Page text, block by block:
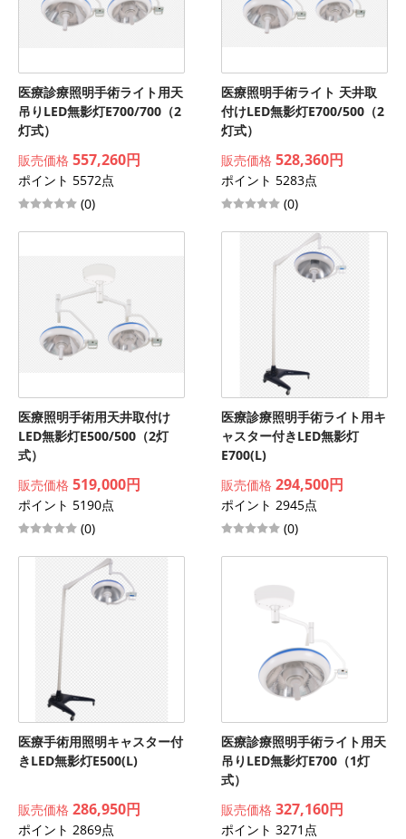
医療診療照明手術ライト用天
吊りLED無影灯E700/700（2
灯式）
販売価格 557,260円
ポイント 5572点
(0)
医療照明手術ライト 天井取
付けLED無影灯E700/500（2
灯式）
販売価格 528,360円
ポイント 5283点
(0)
医療照明手術用天井取付け
LED無影灯E500/500（2灯
式）
販売価格 519,000円
ポイント 5190点
(0)
医療診療照明手術ライト用キ
ャスター付きLED無影灯
E700(L)
販売価格 294,500円
ポイント 2945点
(0)
医療手術用照明キャスター付
きLED無影灯E500(L)
販売価格 286,950円
ポイント 2869点
医療診療照明手術ライト用天
吊りLED無影灯E700（1灯
式）
販売価格 327,160円
ポイント 3271点